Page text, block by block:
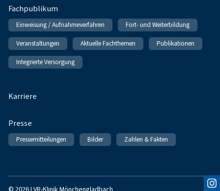
Fachpublikum
Einweisung / Aufnahmeverfahren Fort- und Weiterbildung
Veranstaltungen Aktuelle Fachthemen Publikationen
Integrierte Versorgung
Karriere
Presse
Pressemitteilungen Bilder Zahlen & Fakten